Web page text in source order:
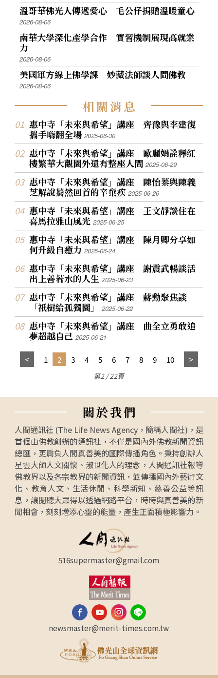
溫哥華佛光人傳遞愛心 毛公仔捐贈溫暖童心
2026-08-06
南華大學深化產學合作 實習機制展現高就業
力
2026-08-06
美國軍方線上佛學課 妙藏法師談人間佛教
2026-08-06
相關消息
惠中寺「未來與希望」講座 齊豫與李建復
攜手嗨翻全場2025-06-30
惠中寺「未來與希望」講座 歐麗娟詮釋紅
樓繁華大觀園外還有整座人間2025-06-29
惠中寺「未來與希望」講座 陳怡蓁與陳義
芝解說驀然回首的辛棄疾2025-06-26
惠中寺「未來與希望」講座 王文靜談住在
喜馬拉雅山風光2025-06-25
惠中寺「未來與希望」講座 陳月卿分享如
何升級自癒力2025-06-24
惠中寺「未來與希望」講座 謝震武暢談活
出上善若水的人生2025-06-23
惠中寺「未來與希望」講座 蔣勳聚焦談
「祇樹給孤獨園」2025-06-22
惠中寺「未來與希望」講座 曲全立勇敢追
夢超越自己2025-06-21
1 2 3 4 5 6 7 8 9 10
第2 / 22頁
關於我們
人間通訊社 (The Life News Agency，簡稱人間社)，是
首個由佛教創辦的通訊社，不僅是國內外佛教新聞資訊
總匯，更肩負人間真善美的國際傳播角色。秉持創辦人
星雲大師人文關懷、淑世化人的理念，人間通訊社報導
佛教界以及各宗教界的新聞資訊，並傳播國內外藝術文
化、教育人文、生活休閒、科學新知、慈善公益等訊
息，讓閱聽大眾得以透過網路平台，時時與真善美的新
聞相會，刻刻增添心靈的能量，產生正面積極影響力。
516supermaster@gmail.com
newsmaster@merit-times.com.tw